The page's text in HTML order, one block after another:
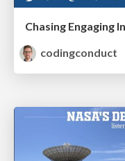
Chasing Engaging
codingconduct